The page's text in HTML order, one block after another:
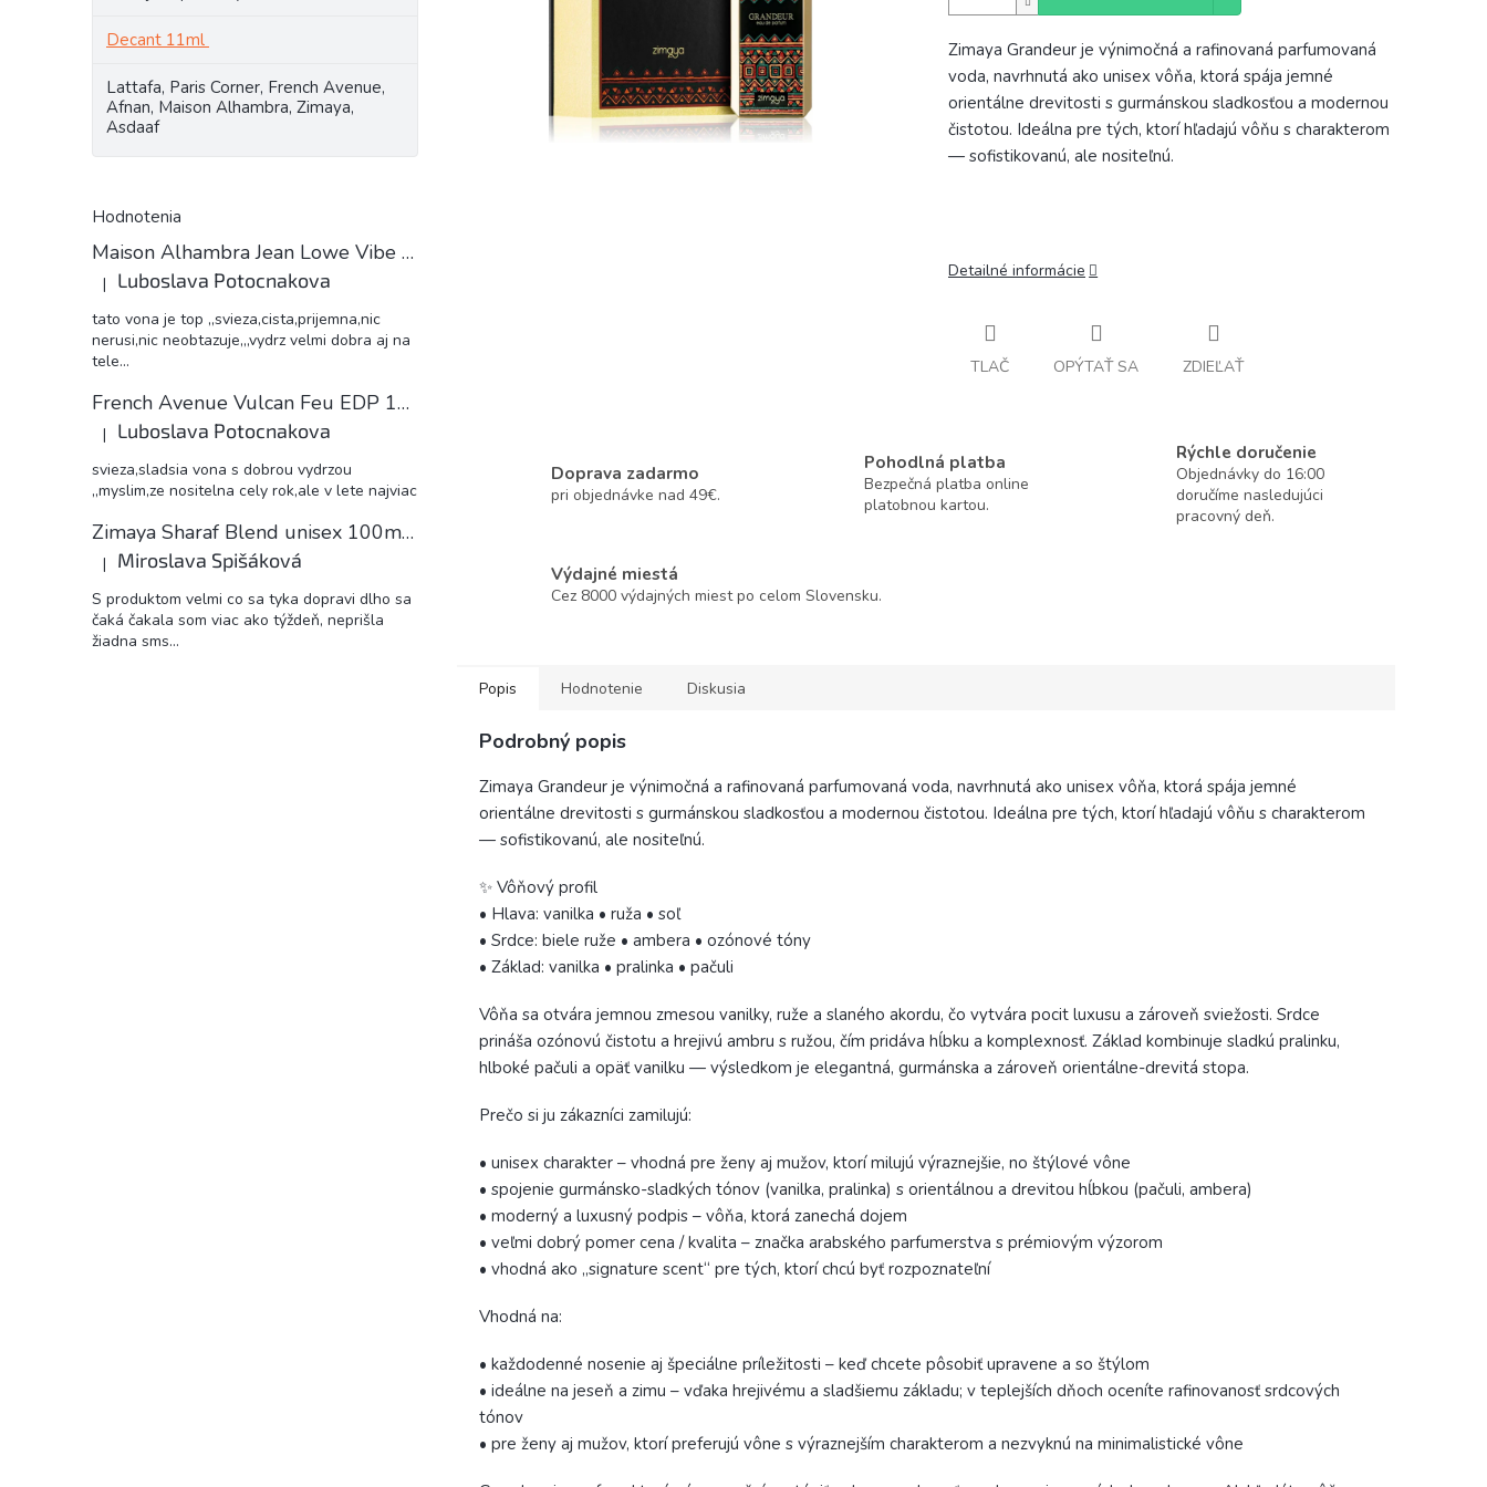
Decant 11ml
Lattafa, Paris Corner, French Avenue,
Afnan, Maison Alhambra, Zimaya,
Asdaaf
Hodnotenia
Maison Alhambra Jean Lowe Vibe unisex 11ml EDP decant
Hodnotenie produktu je 5 z 5 hviezdičiek.
| Luboslava Potocnakova
tato vona je top ,,svieza,cista,prijemna,nic
nerusi,nic neobtazuje,,,vydrz velmi dobra aj na
tele...
French Avenue Vulcan Feu EDP 11ml decant
Hodnotenie produktu je 5 z 5 hviezdičiek.
| Luboslava Potocnakova
svieza,sladsia vona s dobrou vydrzou
,,myslim,ze nositelna cely rok,ale v lete najviac
Zimaya Sharaf Blend unisex 100ml EDP
Hodnotenie produktu je 5 z 5 hviezdičiek.
| Miroslava Spišáková
S produktom velmi co sa tyka dopravi dlho sa
čaká čakala som viac ako týždeň, neprišla
žiadna sms...
Zimaya Grandeur je výnimočná a rafinovaná parfumovaná
voda, navrhnutá ako unisex vôňa, ktorá spája jemné
orientálne drevitosti s gurmánskou sladkosťou a modernou
čistotou. Ideálna pre tých, ktorí hľadajú vôňu s charakterom
— sofistikovanú, ale nositeľnú.
Detailné informácie
TLAČ OPÝTAŤ SA ZDIEĽAŤ
Doprava zadarmo
pri objednávke nad 49€.
Pohodlná platba
Bezpečná platba online
platobnou kartou.
Rýchle doručenie
Objednávky do 16:00
doručíme nasledujúci
pracovný deň.
Výdajné miestá
Cez 8000 výdajných miest po celom Slovensku.
Popis Hodnotenie Diskusia
Podrobný popis
Zimaya Grandeur je výnimočná a rafinovaná parfumovaná voda, navrhnutá ako unisex vôňa, ktorá spája jemné
orientálne drevitosti s gurmánskou sladkosťou a modernou čistotou. Ideálna pre tých, ktorí hľadajú vôňu s charakterom
— sofistikovanú, ale nositeľnú.
✨ Vôňový profil
• Hlava: vanilka • ruža • soľ
• Srdce: biele ruže • ambera • ozónové tóny
• Základ: vanilka • pralinka • pačuli
Vôňa sa otvára jemnou zmesou vanilky, ruže a slaného akordu, čo vytvára pocit luxusu a zároveň sviežosti. Srdce
prináša ozónovú čistotu a hrejivú ambru s ružou, čím pridáva hĺbku a komplexnosť. Základ kombinuje sladkú pralinku,
hlboké pačuli a opäť vanilku — výsledkom je elegantná, gurmánska a zároveň orientálne-drevitá stopa.
Prečo si ju zákazníci zamilujú:
• unisex charakter – vhodná pre ženy aj mužov, ktorí milujú výraznejšie, no štýlové vône
• spojenie gurmánsko-sladkých tónov (vanilka, pralinka) s orientálnou a drevitou hĺbkou (pačuli, ambera)
• moderný a luxusný podpis – vôňa, ktorá zanechá dojem
• veľmi dobrý pomer cena / kvalita – značka arabského parfumerstva s prémiovým výzorom
• vhodná ako „signature scent“ pre tých, ktorí chcú byť rozpoznateľní
Vhodná na:
• každodenné nosenie aj špeciálne príležitosti – keď chcete pôsobiť upravene a so štýlom
• ideálne na jeseň a zimu – vďaka hrejivému a sladšiemu základu; v teplejších dňoch oceníte rafinovanosť srdcových
tónov
• pre ženy aj mužov, ktorí preferujú vône s výraznejším charakterom a nezvyknú na minimalistické vône